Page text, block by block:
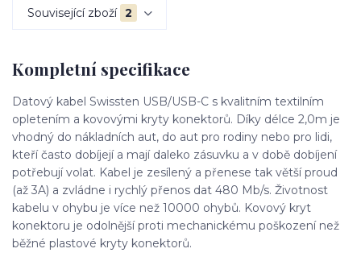
Související zboží 2
Kompletní specifikace
Datový kabel Swissten USB/USB-C s kvalitním textilním
opletením a kovovými kryty konektorů. Díky délce 2,0m je
vhodný do nákladních aut, do aut pro rodiny nebo pro lidi,
kteří často dobíjejí a mají daleko zásuvku a v době dobíjení
potřebují volat. Kabel je zesílený a přenese tak větší proud
(až 3A) a zvládne i rychlý přenos dat 480 Mb/s. Životnost
kabelu v ohybu je více než 10000 ohybů. Kovový kryt
konektoru je odolnější proti mechanickému poškození než
běžné plastové kryty konektorů.